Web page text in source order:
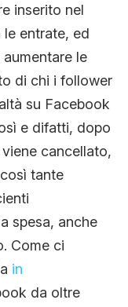
inserito nel
entrate, ed
le
di chi i follower
su Facebook
e difatti, dopo
cancellato,
tante
spesa, anche
Come ci
in
da oltre